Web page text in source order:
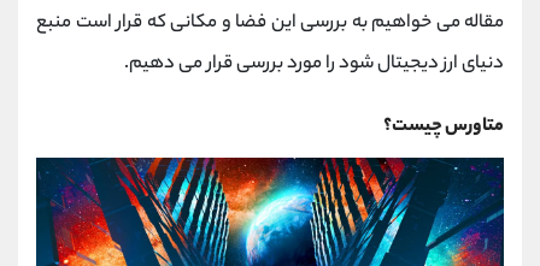
مقاله می خواهیم به بررسی این فضا و مکانی که قرار است منبع
دنیای ارز دیجیتال شود را مورد بررسی قرار می دهیم.
متاورس چیست؟